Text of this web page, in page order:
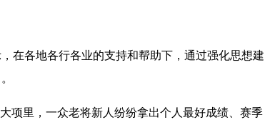
各地各行各业的支持和帮助下，通过强化思想建
里，一众老将新人纷纷拿出个人最好成绩、赛季